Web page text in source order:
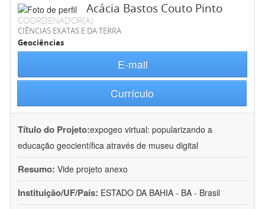
Acácia Bastos Couto Pinto
COORDENADOR(A)
CIÊNCIAS EXATAS E DA TERRA
Geociências
E-mail
Currículo
Título do Projeto:expogeo virtual: popularizando a
educação geocientífica através de museu digital
Resumo: Vide projeto anexo
Instituição/UF/País: ESTADO DA BAHIA - BA - Brasil